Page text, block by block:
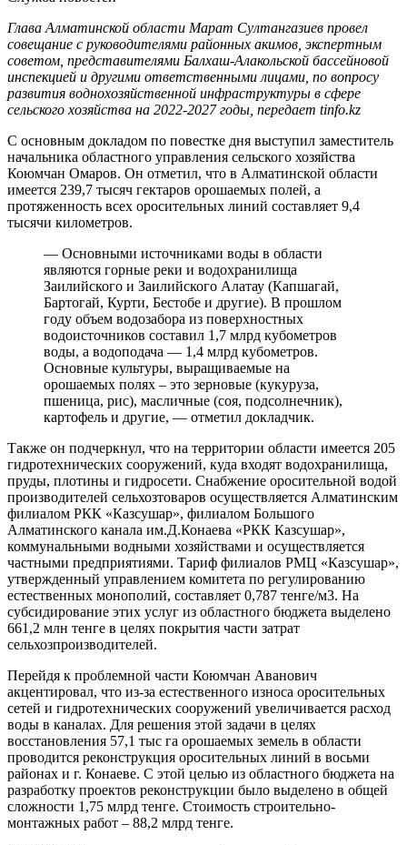
Глава Алматинской области Марат Султангазиев провел
совещание с руководителями районных акимов, экспертным
советом, представителями Балхаш-Алакольской бассейновой
инспекцией и другими ответственными лицами, по вопросу
развития воднохозяйственной инфраструктуры в сфере
сельского хозяйства на 2022-2027 годы, передает tinfo.kz
С основным докладом по повестке дня выступил заместитель
начальника областного управления сельского хозяйства
Коюмчан Омаров. Он отметил, что в Алматинской области
имеется 239,7 тысяч гектаров орошаемых полей, а
протяженность всех оросительных линий составляет 9,4
тысячи километров.
— Основными источниками воды в области
являются горные реки и водохранилища
Заилийского и Заилийского Алатау (Капшагай,
Бартогай, Курти, Бестобе и другие). В прошлом
году объем водозабора из поверхностных
водоисточников составил 1,7 млрд кубометров
воды, а водоподача — 1,4 млрд кубометров.
Основные культуры, выращиваемые на
орошаемых полях – это зерновые (кукуруза,
пшеница, рис), масличные (соя, подсолнечник),
картофель и другие, — отметил докладчик.
Также он подчеркнул, что на территории области имеется 205
гидротехнических сооружений, куда входят водохранилища,
пруды, плотины и гидросети. Снабжение оросительной водой
производителей сельхозтоваров осуществляется Алматинским
филиалом РКК «Казсушар», филиалом Большого
Алматинского канала им.Д.Конаева «РКК Казсушар»,
коммунальными водными хозяйствами и осуществляется
частными предприятиями. Тариф филиалов РМЦ «Казсушар»,
утвержденный управлением комитета по регулированию
естественных монополий, составляет 0,787 тенге/м3. На
субсидирование этих услуг из областного бюджета выделено
661,2 млн тенге в целях покрытия части затрат
сельхозпроизводителей.
Перейдя к проблемной части Коюмчан Аванович
акцентировал, что из-за естественного износа оросительных
сетей и гидротехнических сооружений увеличивается расход
воды в каналах. Для решения этой задачи в целях
восстановления 57,1 тыс га орошаемых земель в области
проводится реконструкция оросительных линий в восьми
районах и г. Конаеве. С этой целью из областного бюджета на
разработку проектов реконструкции было выделено в общей
сложности 1,75 млрд тенге. Стоимость строительно-
монтажных работ – 88,2 млрд тенге.